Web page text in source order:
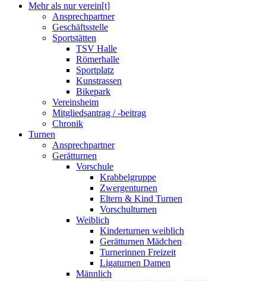
Mehr als nur verein[t]
Ansprechpartner
Geschäftsstelle
Sportstätten
TSV Halle
Römerhalle
Sportplatz
Kunstrassen
Bikepark
Vereinsheim
Mitgliedsantrag / -beitrag
Chronik
Turnen
Ansprechpartner
Gerätturnen
Vorschule
Krabbelgruppe
Zwergenturnen
Eltern & Kind Turnen
Vorschulturnen
Weiblich
Kinderturnen weiblich
Gerätturnen Mädchen
Turnerinnen Freizeit
Ligaturnen Damen
Männlich